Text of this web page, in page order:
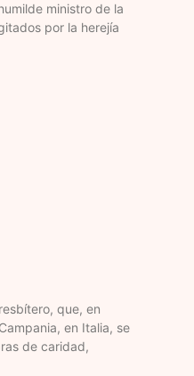
ministro de la
por la herejía
que, en
en Italia, se
de caridad,